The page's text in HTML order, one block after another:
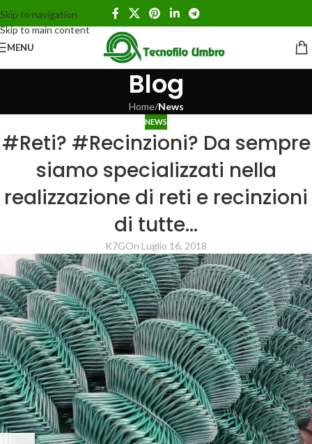
Skip to navigation
Skip to main content
MENU
Blog
Home/News
NEWS
#Reti? #Recinzioni? Da sempre
siamo specializzati nella
realizzazione di reti e recinzioni
di tutte…
K7GOn Luglio 16, 2018